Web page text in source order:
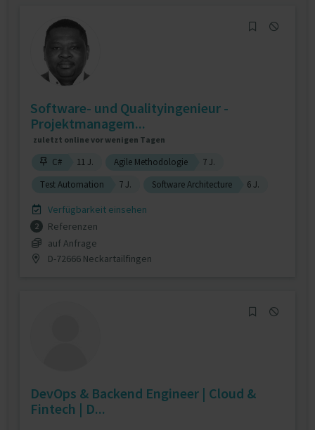
Software- und Qualityingenieur -
Projektmanagem...
zuletzt online vor wenigen Tagen
C# 11 J. Agile Methodologie
7 J.
Test Automation
7 J. Software Architecture 6 J.
Verfügbarkeit einsehen
2
Referenzen
auf Anfrage
D-72666 Neckartailfingen
DevOps & Backend Engineer | Cloud &
Fintech | D...